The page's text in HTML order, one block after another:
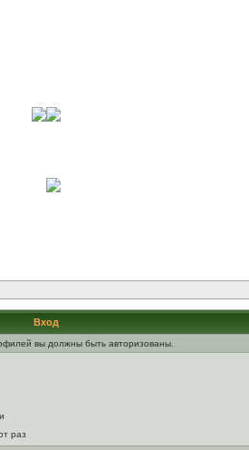
Вход
вы должны быть авторизованы.
раз